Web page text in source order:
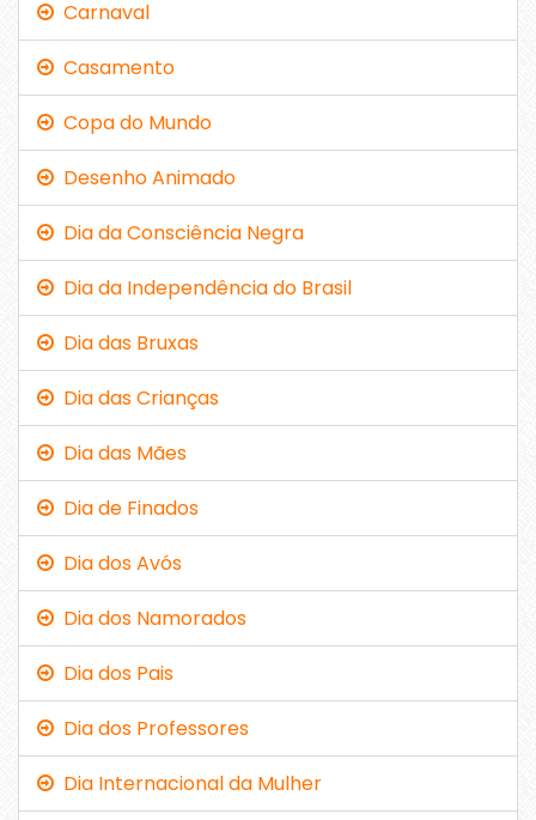
Carnaval
Casamento
Copa do Mundo
Desenho Animado
Dia da Consciência Negra
Dia da Independência do Brasil
Dia das Bruxas
Dia das Crianças
Dia das Mães
Dia de Finados
Dia dos Avós
Dia dos Namorados
Dia dos Pais
Dia dos Professores
Dia Internacional da Mulher